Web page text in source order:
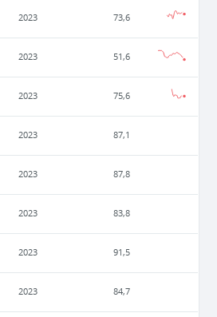
2023 73,6
2023 51,6
2023 75,6
2023 87,1
2023 87,8
2023 83,8
2023 91,5
2023 84,7